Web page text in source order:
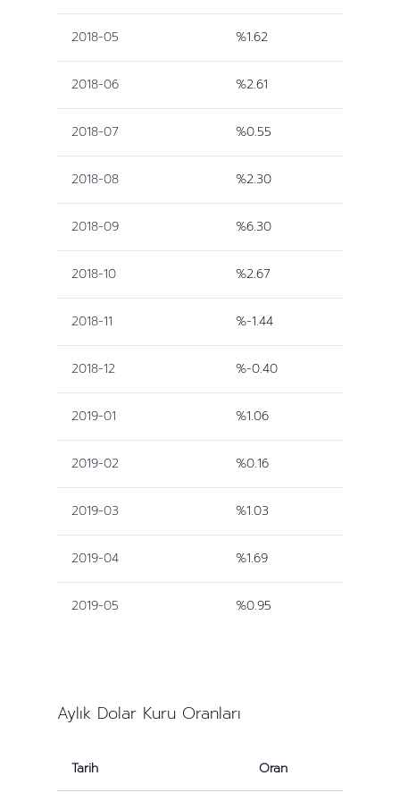
2018-05 %1.62
2018-06 %2.61
2018-07 %0.55
2018-08 %2.30
2018-09 %6.30
2018-10 %2.67
2018-11 %-1.44
2018-12 %-0.40
2019-01 %1.06
2019-02 %0.16
2019-03 %1.03
2019-04 %1.69
2019-05 %0.95
Aylık Dolar Kuru Oranları
Tarih Oran